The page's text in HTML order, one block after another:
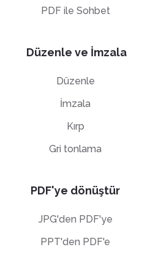
PDF ile Sohbet
Düzenle ve İmzala
Düzenle
İmzala
Kırp
Gri tonlama
PDF'ye dönüştür
JPG'den PDF'ye
PPT'den PDF'e